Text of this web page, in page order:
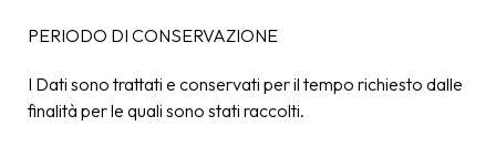
PERIODO DI CONSERVAZIONE
I Dati sono trattati e conservati per il tempo richiesto dalle
finalità per le quali sono stati raccolti.